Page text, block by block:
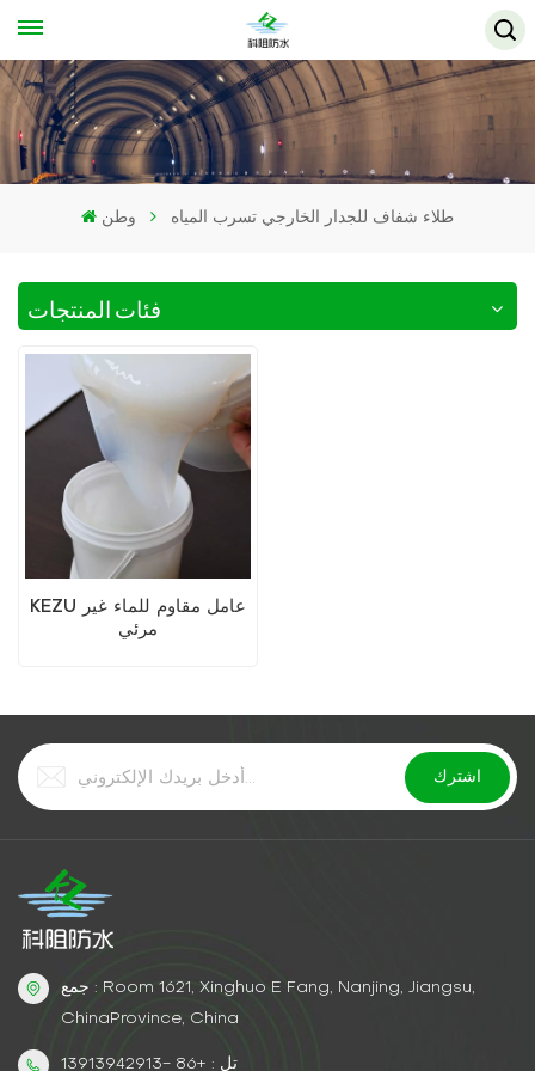
وطن طلاء شفاف للجدار الخارجي تسرب المياه
فئات المنتجات
KEZU عامل مقاوم للماء غير
مرئي
جمع : Room 1621, Xinghuo E Fang, Nanjing, Jiangsu,
ChinaProvince, China
تل : +86 -13913942913